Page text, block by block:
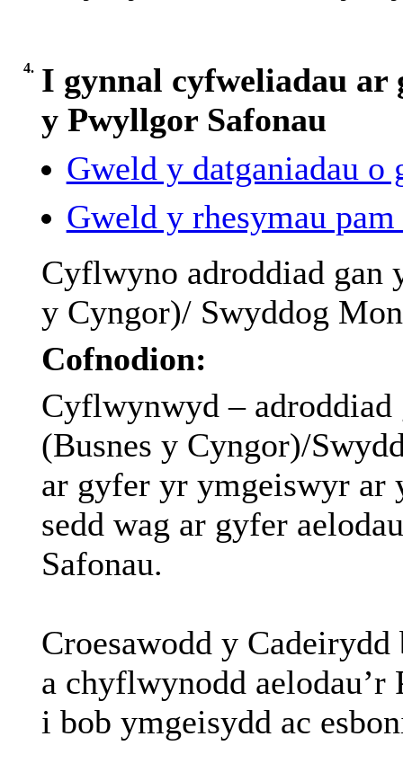
4. I gynnal cyfweliadau
y Pwyllgor Safonau
Gweld y datganiadau
Gweld y rhesymau
Cyflwyno adroddiad gan
y Cyngor)/ Swyddog
Cofnodion:
Cyflwynwyd – adroddiad
(Busnes y Cyngor)/
ar gyfer yr ymgeiswyr ar
sedd wag ar gyfer aelodau
Safonau.
Croesawodd y Cadeirydd
a chyflwynodd aelodau’r
i bob ymgeisydd ac